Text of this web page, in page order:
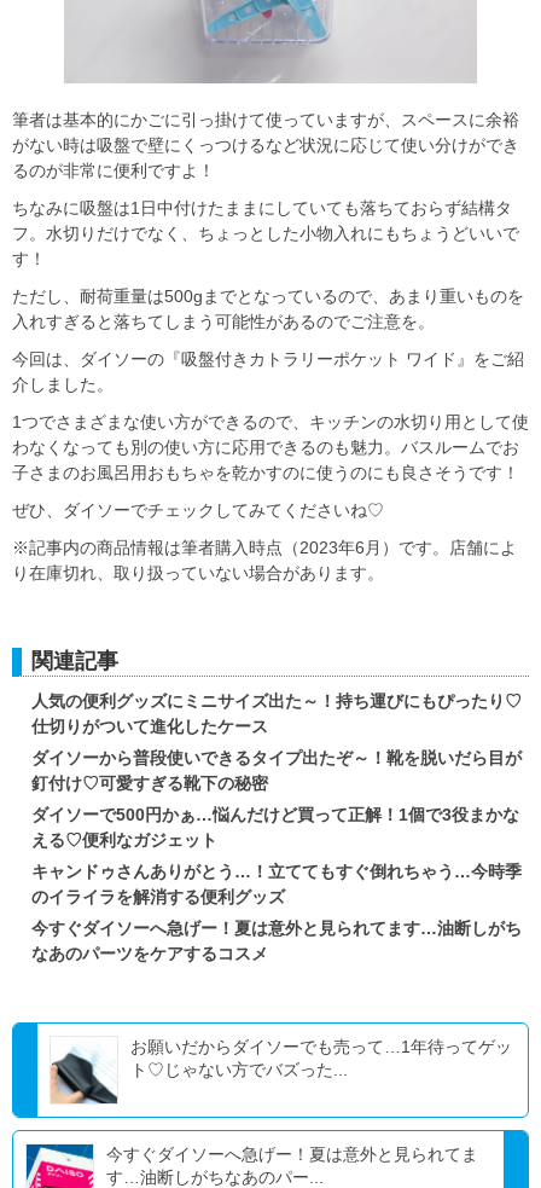
筆者は基本的にかごに引っ掛けて使っていますが、スペースに余裕
がない時は吸盤で壁にくっつけるなど状況に応じて使い分けができ
るのが非常に便利ですよ！
ちなみに吸盤は1日中付けたままにしていても落ちておらず結構タ
フ。水切りだけでなく、ちょっとした小物入れにもちょうどいいで
す！
ただし、耐荷重量は500gまでとなっているので、あまり重いものを
入れすぎると落ちてしまう可能性があるのでご注意を。
今回は、ダイソーの『吸盤付きカトラリーポケット ワイド』をご紹
介しました。
1つでさまざまな使い方ができるので、キッチンの水切り用として使
わなくなっても別の使い方に応用できるのも魅力。バスルームでお
子さまのお風呂用おもちゃを乾かすのに使うのにも良さそうです！
ぜひ、ダイソーでチェックしてみてくださいね♡
※記事内の商品情報は筆者購入時点（2023年6月）です。店舗によ
り在庫切れ、取り扱っていない場合があります。
関連記事
人気の便利グッズにミニサイズ出た～！持ち運びにもぴったり♡
仕切りがついて進化したケース
ダイソーから普段使いできるタイプ出たぞ～！靴を脱いだら目が
釘付け♡可愛すぎる靴下の秘密
ダイソーで500円かぁ…悩んだけど買って正解！1個で3役まかな
える♡便利なガジェット
キャンドゥさんありがとう…！立ててもすぐ倒れちゃう…今時季
のイライラを解消する便利グッズ
今すぐダイソーへ急げー！夏は意外と見られてます…油断しがち
なあのパーツをケアするコスメ
お願いだからダイソーでも売って…1年待ってゲッ
ト♡じゃない方でバズった...
今すぐダイソーへ急げー！夏は意外と見られてま
す…油断しがちなあのパー...